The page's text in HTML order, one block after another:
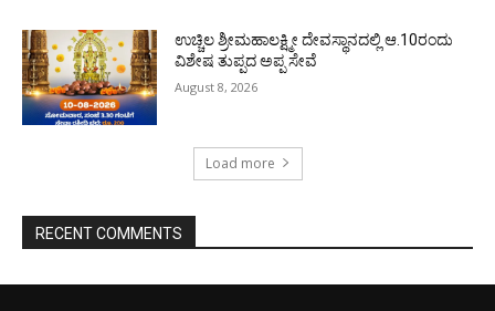
ಉಚ್ಚಿಲ ಶ್ರೀಮಹಾಲಕ್ಷ್ಮೀ ದೇವಸ್ಥಾನದಲ್ಲಿ ಆ.10ರಂದು
ವಿಶೇಷ ತುಪ್ಪದ ಅಪ್ಪ ಸೇವೆ
August 8, 2026
Load more
RECENT COMMENTS